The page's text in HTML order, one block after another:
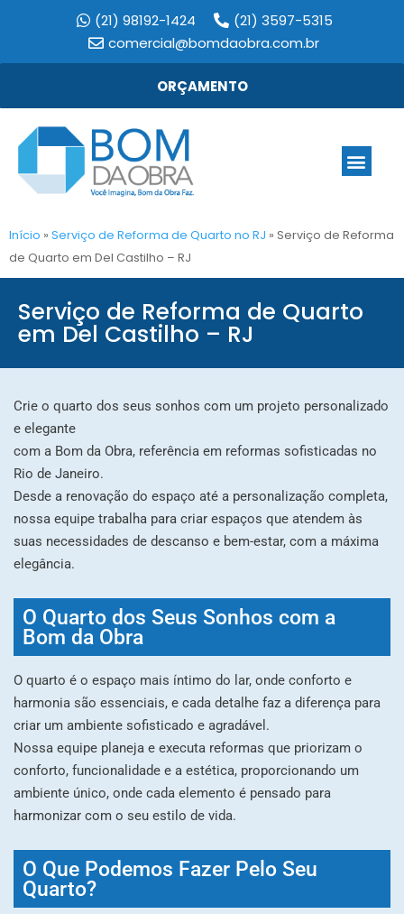
(21) 98192-1424
(21) 3597-5315
comercial@bomdaobra.com.br
ORÇAMENTO
Início » Serviço de Reforma de Quarto no RJ » Serviço de Reforma
de Quarto em Del Castilho – RJ
Serviço de Reforma de Quarto
em Del Castilho – RJ
Crie o quarto dos seus sonhos com um projeto personalizado
e elegante
com a Bom da Obra, referência em reformas sofisticadas no
Rio de Janeiro.
Desde a renovação do espaço até a personalização completa,
nossa equipe trabalha para criar espaços que atendem às
suas necessidades de descanso e bem-estar, com a máxima
elegância.
O Quarto dos Seus Sonhos com a
Bom da Obra
O quarto é o espaço mais íntimo do lar, onde conforto e
harmonia são essenciais, e cada detalhe faz a diferença para
criar um ambiente sofisticado e agradável.
Nossa equipe planeja e executa reformas que priorizam o
conforto, funcionalidade e a estética, proporcionando um
ambiente único, onde cada elemento é pensado para
harmonizar com o seu estilo de vida.
O Que Podemos Fazer Pelo Seu
Quarto?